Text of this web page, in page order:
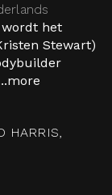
wordt het
Stewart)
more
HARRIS,